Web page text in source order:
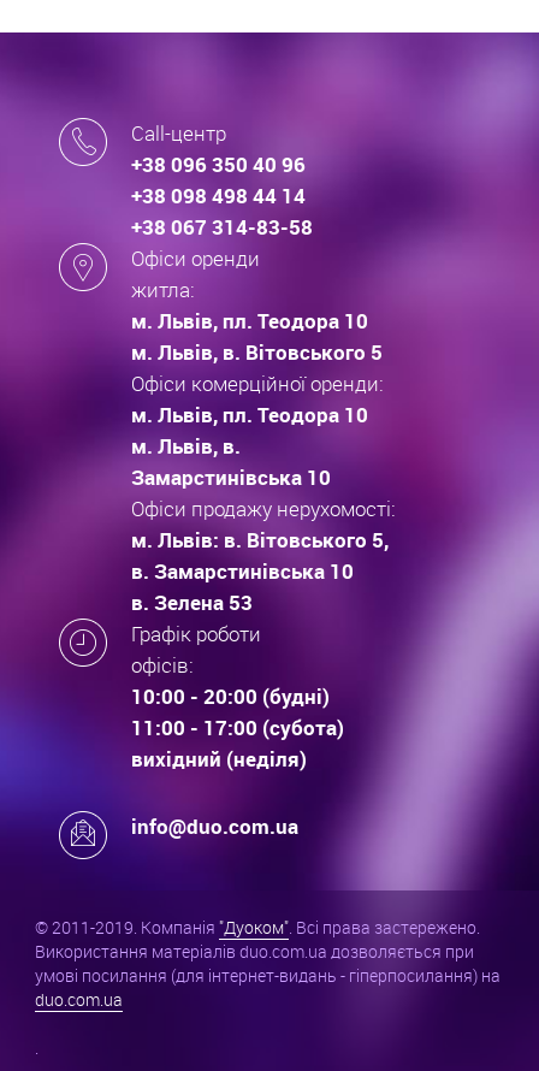
Call-центр
+38 096 350 40 96
+38 098 498 44 14
+38 067 314-83-58
Офіси оренди
житла:
м. Львів, пл. Теодора 10
м. Львів, в. Вітовського 5
Офіси комерційної оренди:
м. Львів, пл. Теодора 10
м. Львів, в.
Замарстинівська 10
Офіси продажу нерухомості:
м. Львів: в. Вітовського 5,
в. Замарстинівська 10
в. Зелена 53
Графік роботи
офісів:
10:00 - 20:00 (будні)
11:00 - 17:00 (субота)
вихідний (неділя)
info@duo.com.ua
© 2011-2019. Компанія "Дуоком". Всі права застережено.
Використання матеріалів duo.com.ua дозволяється при
умові посилання (для інтернет-видань - гіперпосилання) на
duo.com.ua
.